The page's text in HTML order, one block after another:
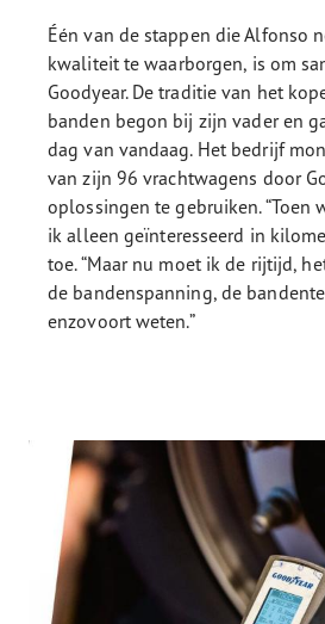
Één van de stappen die Alfonso
kwaliteit te waarborgen, is om
Goodyear. De traditie van het
banden begon bij zijn vader en
dag van vandaag. Het bedrijf
van zijn 96 vrachtwagens door
oplossingen te gebruiken. “Toen
ik alleen geïnteresseerd in
toe. “Maar nu moet ik de rijtijd,
de bandenspanning, de
enzovoort weten.”